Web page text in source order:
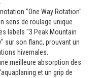
"One Way Rotation"
sens de roulage unique.
labels "3 Peak Mountain
sur son flanc, prouvant un
hivernales.
meilleure absorption des
et un grip de